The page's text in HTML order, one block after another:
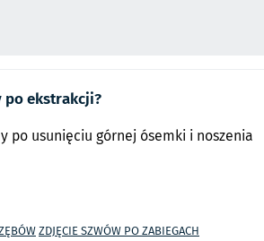
po ekstrakcji?
po usunięciu górnej ósemki i noszenia
ZDJĘCIE SZWÓW PO ZABIEGACH